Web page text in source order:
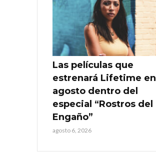
Las películas que
estrenará Lifetime en
agosto dentro del
especial “Rostros del
Engaño”
agosto 6, 2026